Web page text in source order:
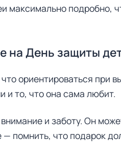
максимально подробно,
на День защиты
ориентироваться при
и то, что она сама любит.
и заботу. Он
помнить, что подарок